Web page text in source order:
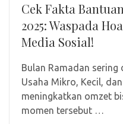
Cek Fakta
2025: Waspada
Media Sosial!
Bulan Ramadan
Usaha Mikro, Kecil,
meningkatkan omzet
momen tersebut …